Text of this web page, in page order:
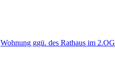
Wohnung ggü. des Rathaus im 2.OG